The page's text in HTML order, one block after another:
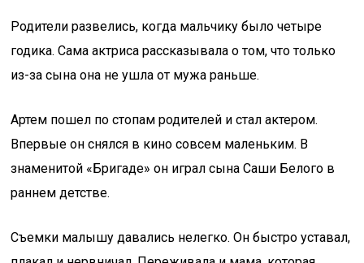
Родители развелись, когда мальчику было четыре
годика. Сама актриса рассказывала о том, что только
из-за сына она не ушла от мужа раньше.
Артем пошел по стопам родителей и стал актером.
Впервые он снялся в кино совсем маленьким. В
знаменитой «Бригаде» он играл сына Саши Белого в
раннем детстве.
Съемки малышу давались нелегко. Он быстро уставал,